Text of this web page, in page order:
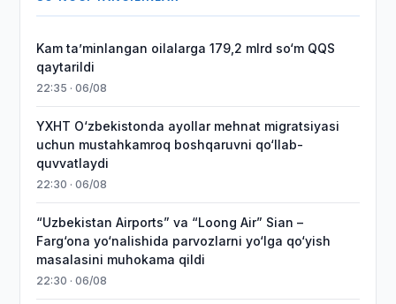
Kam taʼminlangan oilalarga 179,2 mlrd so‘m QQS
qaytarildi
22:35 · 06/08
YXHT O‘zbekistonda ayollar mehnat migratsiyasi
uchun mustahkamroq boshqaruvni qo‘llab-
quvvatlaydi
22:30 · 06/08
“Uzbekistan Airports” va “Loong Air” Sian –
Farg‘ona yo‘nalishida parvozlarni yo‘lga qo‘yish
masalasini muhokama qildi
22:30 · 06/08